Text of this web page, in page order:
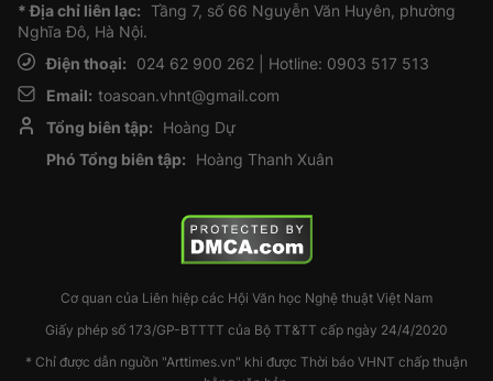
* Địa chỉ liên lạc: Tầng 7, số 66 Nguyễn Văn Huyên, phường
Nghĩa Đô, Hà Nội.
Điện thoại:
024 62 900 262 | Hotline: 0903 517 513
Email: toasoan.vhnt@gmail.com
Tổng biên tập:
Hoàng Dự
Phó Tổng biên tập:
Hoàng Thanh Xuân
Cơ quan của Liên hiệp các Hội Văn học Nghệ thuật Việt Nam
Giấy phép số 173/GP-BTTTT của Bộ TT&TT cấp ngày 24/4/2020
* Chỉ được dẫn nguồn "Arttimes.vn" khi được Thời báo VHNT chấp thuận